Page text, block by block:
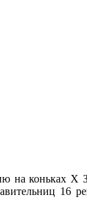
на коньках
16